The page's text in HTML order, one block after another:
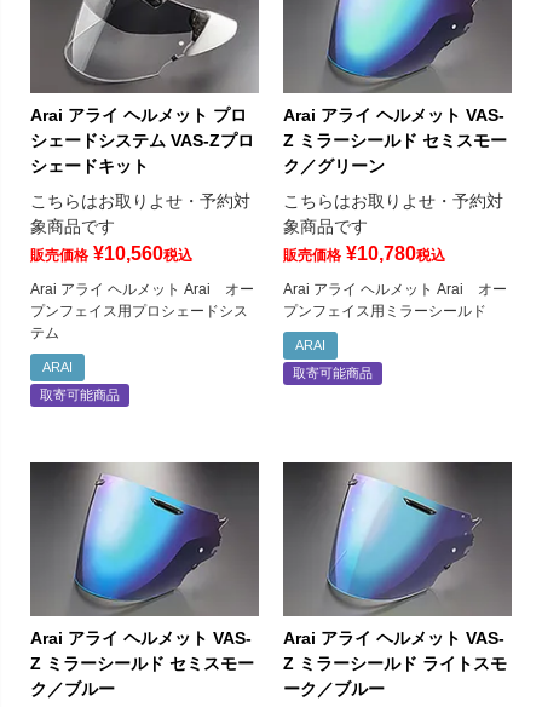
Arai アライ ヘルメット プロ
シェードシステム VAS-Zプロ
シェードキット
こちらはお取りよせ・予約対
象商品です
販売価格 ¥10,560税込
Arai アライ ヘルメット Arai オー
プンフェイス用プロシェードシス
テム
ARAI
取寄可能商品
Arai アライ ヘルメット VAS-
Z ミラーシールド セミスモー
ク／グリーン
こちらはお取りよせ・予約対
象商品です
販売価格 ¥10,780税込
Arai アライ ヘルメット Arai オー
プンフェイス用ミラーシールド
ARAI
取寄可能商品
Arai アライ ヘルメット VAS-
Z ミラーシールド セミスモー
ク／ブルー
Arai アライ ヘルメット VAS-
Z ミラーシールド ライトスモ
ーク／ブルー